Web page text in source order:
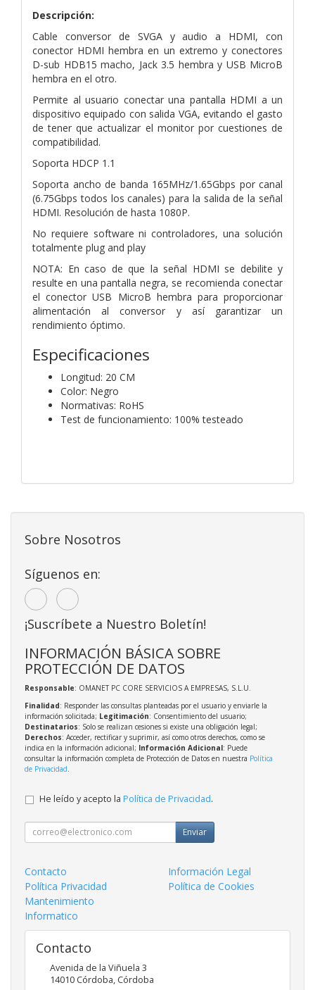
Descripción:
Cable conversor de SVGA y audio a HDMI, con
conector HDMI hembra en un extremo y conectores
D-sub HDB15 macho, Jack 3.5 hembra y USB MicroB
hembra en el otro.
Permite al usuario conectar una pantalla HDMI a un
dispositivo equipado con salida VGA, evitando el gasto
de tener que actualizar el monitor por cuestiones de
compatibilidad.
Soporta HDCP 1.1
Soporta ancho de banda 165MHz/1.65Gbps por canal
(6.75Gbps todos los canales) para la salida de la señal
HDMI. Resolución de hasta 1080P.
No requiere software ni controladores, una solución
totalmente plug and play
NOTA: En caso de que la señal HDMI se debilite y
resulte en una pantalla negra, se recomienda conectar
el conector USB MicroB hembra para proporcionar
alimentación al conversor y así garantizar un
rendimiento óptimo.
Especificaciones
Longitud: 20 CM
Color: Negro
Normativas: RoHS
Test de funcionamiento: 100% testeado
Sobre Nosotros
Síguenos en:
¡Suscríbete a Nuestro Boletín!
INFORMACIÓN BÁSICA SOBRE
PROTECCIÓN DE DATOS
Responsable: OMANET PC CORE SERVICIOS A EMPRESAS, S.L.U.
Finalidad: Responder las consultas planteadas por el usuario y enviarle la
información solicitada; Legitimación: Consentimiento del usuario;
Destinatarios: Solo se realizan cesiones si existe una obligación legal;
Derechos: Acceder, rectificar y suprimir, así como otros derechos, como se
indica en la información adicional; Información Adicional: Puede
consultar la información completa de Protección de Datos en nuestra Política
de Privacidad
He leído y acepto la Política de Privacidad.
Enviar
Contacto
Información Legal
Política Privacidad
Política de Cookies
Mantenimiento
Informatico
Contacto
Avenida de la Viñuela 3
14010 Córdoba, Córdoba